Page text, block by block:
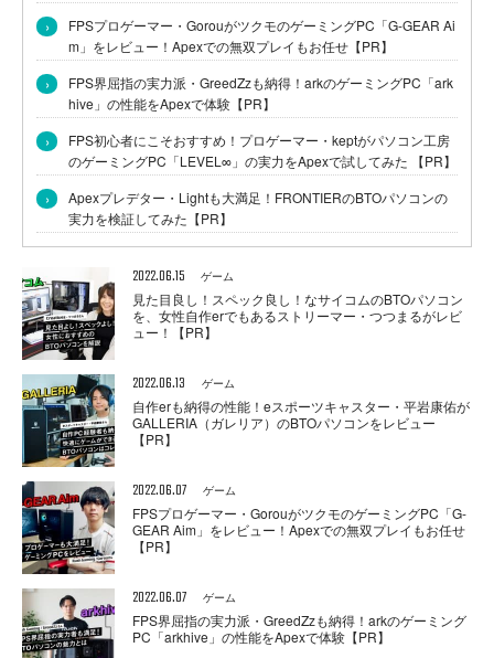
›
FPSプロゲーマー・GorouがツクモのゲーミングPC「G-GEAR Ai
m」をレビュー！Apexでの無双プレイもお任せ【PR】
›
FPS界屈指の実力派・GreedZzも納得！arkのゲーミングPC「ark
hive」の性能をApexで体験【PR】
›
FPS初心者にこそおすすめ！プロゲーマー・keptがパソコン工房
のゲーミングPC「LEVEL∞」の実力をApexで試してみた 【PR】
›
Apexプレデター・Lightも大満足！FRONTIERのBTOパソコンの
実力を検証してみた【PR】
2022.06.15 ゲーム
見た目良し！スペック良し！なサイコムのBTOパソコン
を、女性自作erでもあるストリーマー・つつまるがレビ
ュー！【PR】
2022.06.13 ゲーム
自作erも納得の性能！eスポーツキャスター・平岩康佑が
GALLERIA（ガレリア）のBTOパソコンをレビュー
【PR】
2022.06.07 ゲーム
FPSプロゲーマー・GorouがツクモのゲーミングPC「G-
GEAR Aim」をレビュー！Apexでの無双プレイもお任せ
【PR】
2022.06.07 ゲーム
FPS界屈指の実力派・GreedZzも納得！arkのゲーミング
PC「arkhive」の性能をApexで体験【PR】